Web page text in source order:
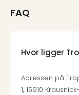
FAQ
Hvor ligger
Adressen på
1, 15910